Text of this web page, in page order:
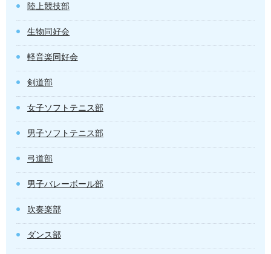
陸上競技部
生物同好会
軽音楽同好会
剣道部
女子ソフトテニス部
男子ソフトテニス部
弓道部
男子バレーボール部
吹奏楽部
ダンス部